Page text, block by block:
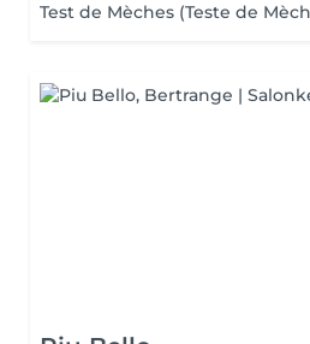
Test de Mèches (Teste de